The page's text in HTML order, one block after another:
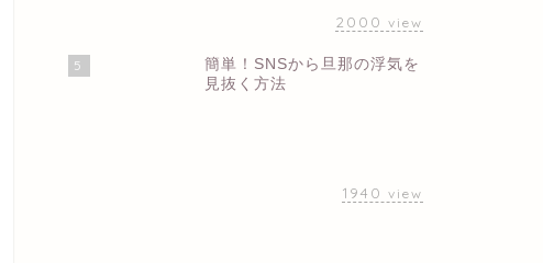
2000 view
5
簡単！SNSから旦那の浮気を
見抜く方法
1940 view